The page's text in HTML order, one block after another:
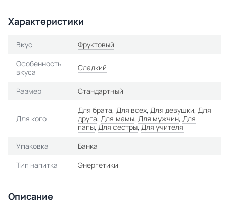
Характеристики
Вкус
Фруктовый
Особенность
вкуса
Сладкий
Размер Стандартный
Для кого
Для брата, Для всех, Для девушки, Для
друга,Для мамы,Для мужчин,Для
папы,Для сестры,Для учителя
Упаковка
Банка
Тип напитка
Энергетики
Описание